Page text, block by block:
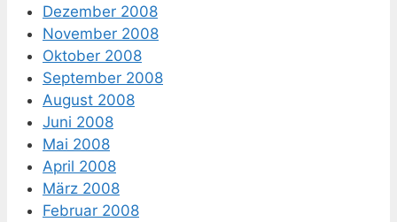
Dezember 2008
November 2008
Oktober 2008
September 2008
August 2008
Juni 2008
Mai 2008
April 2008
März 2008
Februar 2008